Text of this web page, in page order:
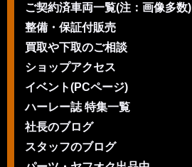
ご契約済車両一覧(注：画像多数)
整備・保証付販売
買取や下取のご相談
ショップアクセス
イベント(PCページ)
ハーレー誌 特集一覧
社長のブログ
スタッフのブログ